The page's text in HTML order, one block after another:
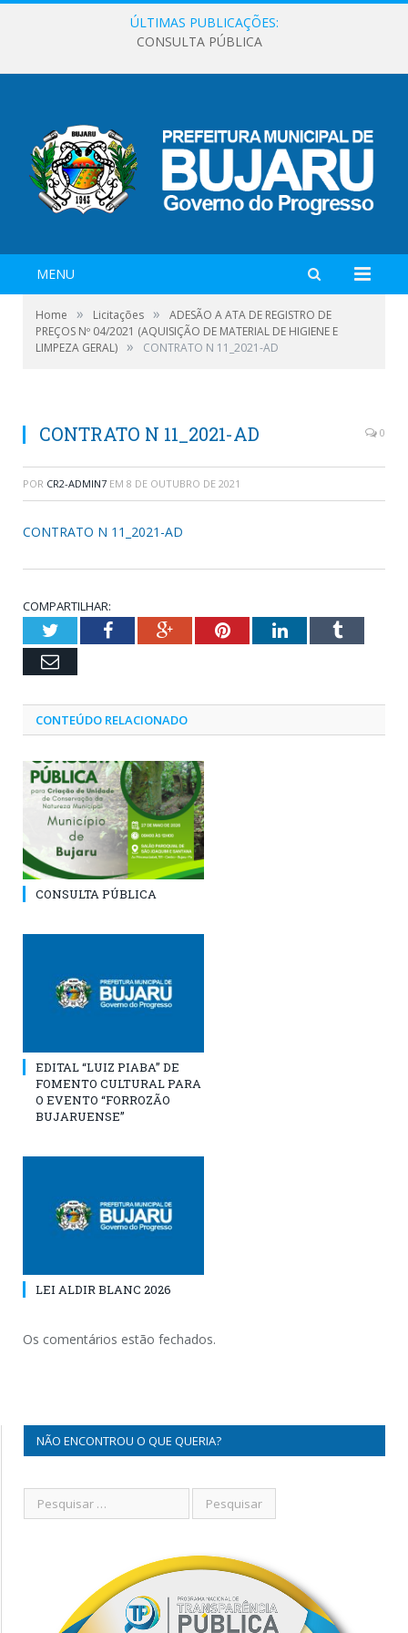
ÚLTIMAS PUBLICAÇÕES:
CONSULTA PÚBLICA
MENU
Home » Licitações »
ADESÃO A ATA DE REGISTRO DE
PREÇOS Nº 04/2021 (AQUISIÇÃO DE MATERIAL DE HIGIENE E
LIMPEZA GERAL) » CONTRATO N 11_2021-AD
CONTRATO N 11_2021-AD 0
POR CR2-ADMIN7 EM 8 DE OUTUBRO DE 2021
CONTRATO N 11_2021-AD
COMPARTILHAR:
TwitterFacebookGoogle+PinterestLinkedInTumblr
Email
CONTEÚDO RELACIONADO
CONSULTA PÚBLICA
EDITAL “LUIZ PIABA” DE
FOMENTO CULTURAL PARA
O EVENTO “FORROZÃO
BUJARUENSE”
LEI ALDIR BLANC 2026
Os comentários estão fechados.
NÃO ENCONTROU O QUE QUERIA?